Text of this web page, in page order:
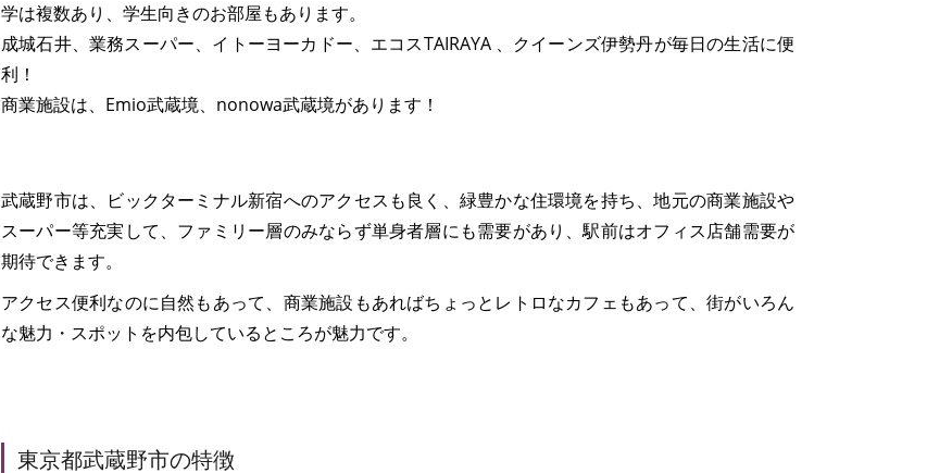
学は複数あり、学生向きのお部屋もあります。
成城石井、業務スーパー、イトーヨーカドー、エコスTAIRAYA 、クイーンズ伊勢丹が毎日の生活に便
利！
商業施設は、Emio武蔵境、nonowa武蔵境があります！
武蔵野市は、ビックターミナル新宿へのアクセスも良く、緑豊かな住環境を持ち、地元の商業施設や
スーパー等充実して、ファミリー層のみならず単身者層にも需要があり、駅前はオフィス店舗需要が
期待できます。
アクセス便利なのに自然もあって、商業施設もあればちょっとレトロなカフェもあって、街がいろん
な魅力・スポットを内包しているところが魅力です。
東京都武蔵野市の特徴